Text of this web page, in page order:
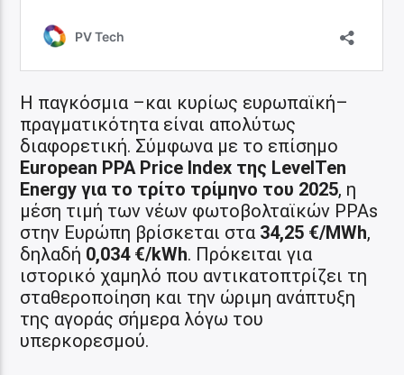
Η παγκόσμια –και κυρίως ευρωπαϊκή–
πραγματικότητα είναι απολύτως
διαφορετική. Σύμφωνα με το επίσημο
European PPA Price Index της LevelTen
Energy για το τρίτο τρίμηνο του 2025, η
μέση τιμή των νέων φωτοβολταϊκών PPAs
στην Ευρώπη βρίσκεται στα 34,25 €/MWh,
δηλαδή 0,034 €/kWh. Πρόκειται για
ιστορικό χαμηλό που αντικατοπτρίζει τη
σταθεροποίηση και την ώριμη ανάπτυξη
της αγοράς σήμερα λόγω του
υπερκορεσμού.